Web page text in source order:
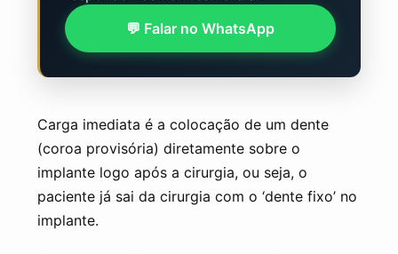
💬 Falar no WhatsApp
Carga imediata é a colocação de um dente
(coroa provisória) diretamente sobre o
implante logo após a cirurgia, ou seja, o
paciente já sai da cirurgia com o ‘dente fixo’ no
implante.